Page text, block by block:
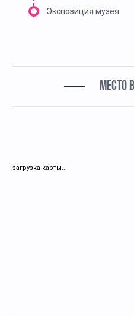
Экспозиция музея
МЕСТО
загрузка карты...